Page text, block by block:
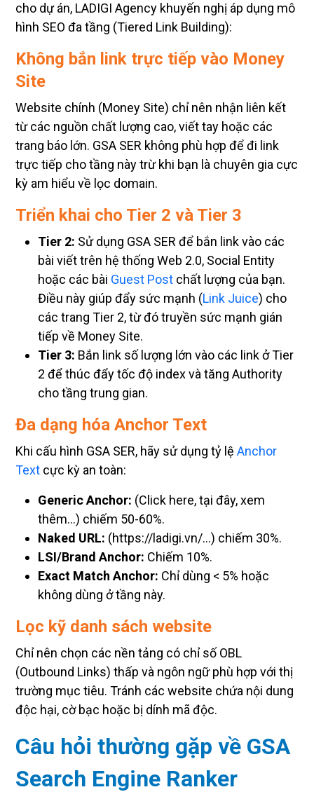
cho dự án, LADIGI Agency khuyến nghị áp dụng mô
hình SEO đa tầng (Tiered Link Building):
Không bắn link trực tiếp vào Money
Site
Website chính (Money Site) chỉ nên nhận liên kết
từ các nguồn chất lượng cao, viết tay hoặc các
trang báo lớn. GSA SER không phù hợp để đi link
trực tiếp cho tầng này trừ khi bạn là chuyên gia cực
kỳ am hiểu về lọc domain.
Triển khai cho Tier 2 và Tier 3
Tier 2: Sử dụng GSA SER để bắn link vào các
bài viết trên hệ thống Web 2.0, Social Entity
hoặc các bài Guest Post chất lượng của bạn.
Điều này giúp đẩy sức mạnh (Link Juice) cho
các trang Tier 2, từ đó truyền sức mạnh gián
tiếp về Money Site.
Tier 3: Bắn link số lượng lớn vào các link ở Tier
2 để thúc đẩy tốc độ index và tăng Authority
cho tầng trung gian.
Đa dạng hóa Anchor Text
Khi cấu hình GSA SER, hãy sử dụng tỷ lệ Anchor
Text cực kỳ an toàn:
Generic Anchor: (Click here, tại đây, xem
thêm…) chiếm 50-60%.
Naked URL: (https://ladigi.vn/…) chiếm 30%.
LSI/Brand Anchor: Chiếm 10%.
Exact Match Anchor: Chỉ dùng < 5% hoặc
không dùng ở tầng này.
Lọc kỹ danh sách website
Chỉ nên chọn các nền tảng có chỉ số OBL
(Outbound Links) thấp và ngôn ngữ phù hợp với thị
trường mục tiêu. Tránh các website chứa nội dung
độc hại, cờ bạc hoặc bị dính mã độc.
Câu hỏi thường gặp về GSA
Search Engine Ranker